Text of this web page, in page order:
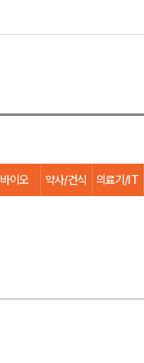
바이오 약사/건식 의료기/IT